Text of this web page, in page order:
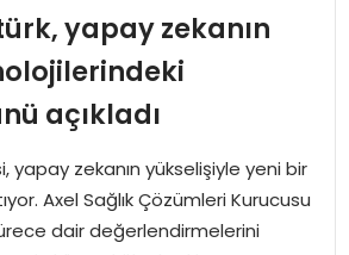
yapay zekanın
açıkladı
yapay zekanın yükselişiyle yeni bir
Axel Sağlık Çözümleri Kurucusu
dair değerlendirmelerini